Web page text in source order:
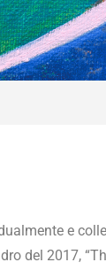
e
del 2017,